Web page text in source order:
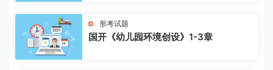
形考试题
国开《幼儿园环境创设》1-3章